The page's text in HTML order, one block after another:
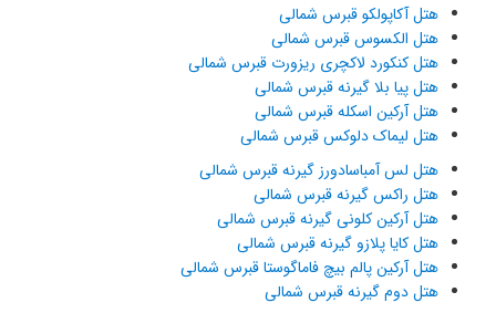
هتل آکاپولکو قبرس شمالی
هتل الکسوس قبرس شمالی
هتل کنکورد لاکچری ریزورت قبرس شمالی
هتل پیا بلا گیرنه قبرس شمالی
هتل آرکین اسکله قبرس شمالی
هتل لیماک دلوکس قبرس شمالی
هتل لس آمباسادورز گیرنه قبرس شمالی
هتل راکس گیرنه قبرس شمالی
هتل آرکین کلونی گیرنه قبرس شمالی
هتل کایا پلازو گیرنه قبرس شمالی
هتل آرکین پالم بیچ فاماگوستا قبرس شمالی
هتل دوم گیرنه قبرس شمالی